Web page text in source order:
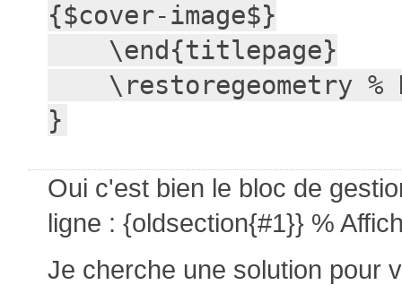
{$cover-image$}
}
Oui c'est bien le bloc de
ligne : {oldsection{#1}} %
Je cherche une solution pour